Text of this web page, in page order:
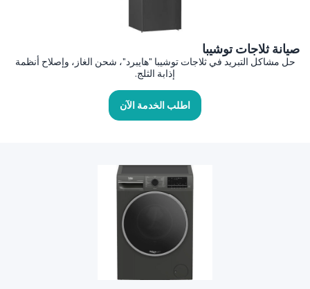
صيانة ثلاجات توشيبا
حل مشاكل التبريد في ثلاجات توشيبا "هايبرد"، شحن الغاز، وإصلاح أنظمة
إذابة الثلج.
اطلب الخدمة الآن